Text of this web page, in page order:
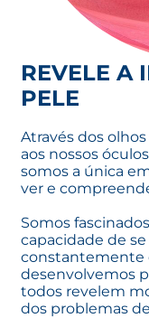
REVELE A
PELE
Através dos
aos nossos
somos a única
ver e
Somos
capacidade de
constantemente
desenvolvemos
todos revelem
dos problemas